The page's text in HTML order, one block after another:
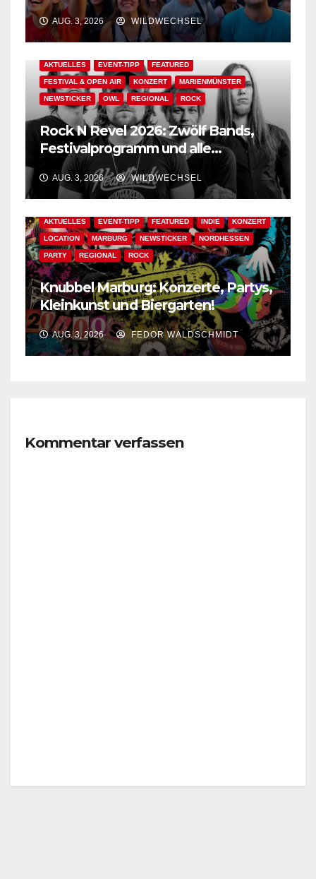
Der Ww-Festival-Planer!
AUG. 3, 2026 WILDWECHSEL
AKTUELLES EVENT-TIPP FEATURED
FESTIVAL & OPEN AIR KONZERT MARIENMÜNSTER
NEWSTICKER OWL REGIONAL ROCK
Rock N Revel 2026: Zwölf Bands,
Festivalprogramm und alle
wichtigen Informationen!
AUG. 3, 2026 WILDWECHSEL
AKTUELLES EVENT-TIPP FEATURED INDIE KONZERT
LOCATION MARBURG NEWSTICKER NORDHESSEN
PARTY REGIONAL ROCK
Knubbel Marburg: Konzerte, Partys,
Kleinkunst und Biergarten!
AUG. 3, 2026 FEDOR WALDSCHMIDT
Kommentar verfassen